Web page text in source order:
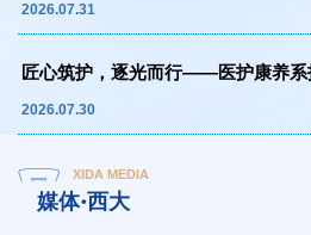
2026.07.31
匠心筑护，逐光而行——医护康养系
2026.07.30
XIDA MEDIA
媒体·西大